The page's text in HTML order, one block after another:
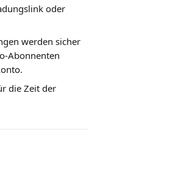
oder
werden sicher
Abonnenten
die Zeit der